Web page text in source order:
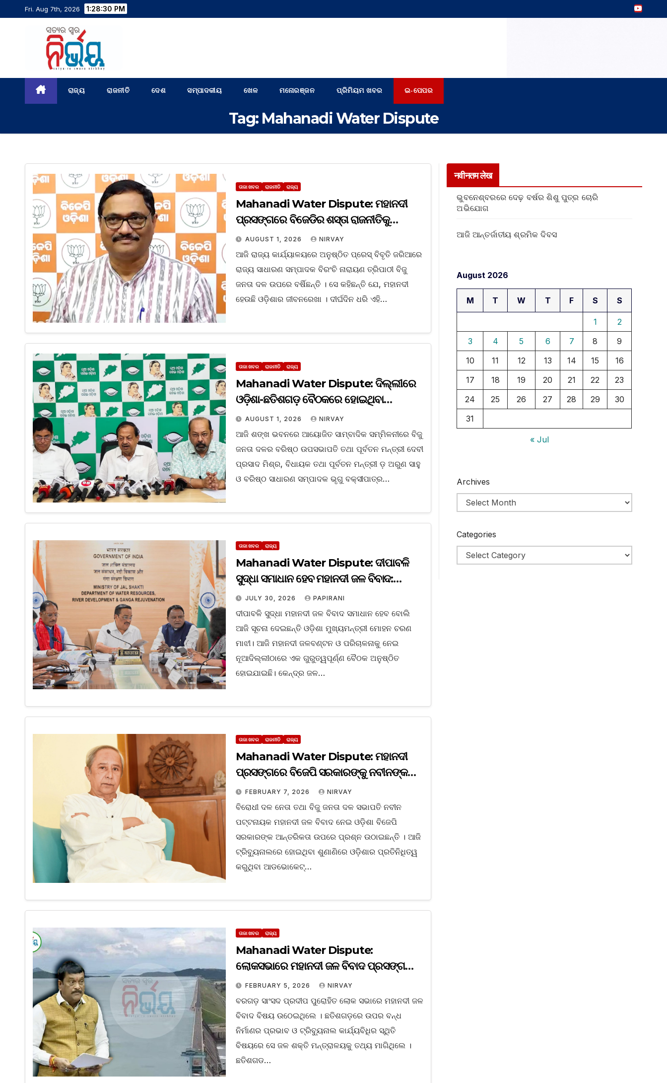
Fri. Aug 7th, 2026 1:28:31 PM
ରାଜ୍ୟ ରାଜନୀତି ଦେଶ ସମ୍ପାଦକୀୟ ଖେଳ ମନୋରଞ୍ଜନ ପ୍ରିମିୟମ ଖବର ଇ-ପେପର
Tag: Mahanadi Water Dispute
ତାଜା ଖବର ରାଜନୀତି ରାଜ୍ୟ
Mahanadi Water Dispute: ମହାନଦୀ
ପ୍ରସଙ୍ଗରେ ବିଜେଡିର ଶସ୍ତା ରାଜନୀତିକୁ
ବିଜେପିର କଡା ନିନ୍ଦା
AUGUST 1, 2026 NIRVAY
ଆଜି ରାଜ୍ୟ କାର୍ଯ୍ୟାଳୟରେ ଅନୁଷ୍ଠିତ ପ୍ରେସ୍ ବିବୃତି ଜରିଆରେ
ରାଜ୍ୟ ସାଧାରଣ ସମ୍ପାଦକ ବିରଂଚି ନାରାୟଣ ତ୍ରିପାଠୀ ବିଜୁ
ଜନତା ଦଳ ଉପରେ ବର୍ଷିଛନ୍ତି । ସେ କହିଛନ୍ତି ଯେ, ମହାନଦୀ
ହେଉଛି ଓଡ଼ିଶାର ଜୀବନରେଖା । ଦୀର୍ଘଦିନ ଧରି ଏହି…
ତାଜା ଖବର ରାଜନୀତି ରାଜ୍ୟ
Mahanadi Water Dispute: ଦିଲ୍ଲୀରେ
ଓଡ଼ିଶା-ଛତିଶଗଡ଼ ବୈଠକରେ ହୋଇଥିବା
ଆଲୋଚନାକୁ ସାର୍ବଜନୀନ କରିବାକୁ ବିଜେଡିର ଦାବି
AUGUST 1, 2026 NIRVAY
ଆଜି ଶଙ୍ଖ ଭବନରେ ଆୟୋଜିତ ସାମ୍ବାଦିକ ସମ୍ମିଳନୀରେ ବିଜୁ
ଜନତା ଦଳର ବରିଷ୍ଠ ଉପସଭାପତି ତଥା ପୂର୍ବତନ ମନ୍ତ୍ରୀ ଦେବୀ
ପ୍ରସାଦ ମିଶ୍ର, ବିଧାୟକ ତଥା ପୂର୍ବତନ ମନ୍ତ୍ରୀ ଡ଼ ଅରୁଣ ସାହୁ
ଓ ବରିଷ୍ଠ ସାଧାରଣ ସମ୍ପାଦକ ଭୃଗୁ ବକ୍ସୀପାତ୍ର…
ତାଜା ଖବର ରାଜ୍ୟ
Mahanadi Water Dispute: ଦୀପାବଳି
ସୁଦ୍ଧା ସମାଧାନ ହେବ ମହାନଦୀ ଜଳ ବିବାଦ:
ମୁଖ୍ୟମନ୍ତ୍ରୀ ମୋହନ ମାଝୀ
JULY 30, 2026 PAPIRANI
ଦୀପାବଳି ସୁଦ୍ଧା ମହାନଦୀ ଜଳ ବିବାଦ ସମାଧାନ ହେବ ବୋଲି
ଆଜି ସୂଚନା ଦେଇଛନ୍ତି ଓଡ଼ିଶା ମୁଖ୍ୟମନ୍ତ୍ରୀ ମୋହନ ଚରଣ
ମାଝୀ। ଆଜି ମହାନଦୀ ଜଳବଣ୍ଟନ ଓ ପରିଚାଳନାକୁ ନେଇ
ନୂଆଦିଲ୍ଲୀଠାରେ ଏକ ଗୁରୁତ୍ୱପୂର୍ଣ୍ଣ ବୈଠକ ଅନୁଷ୍ଠିତ
ହୋଇଯାଇଛି। କେନ୍ଦ୍ର ଜଳ…
ତାଜା ଖବର ରାଜନୀତି ରାଜ୍ୟ
Mahanadi Water Dispute: ମହାନଦୀ
ପ୍ରସଙ୍ଗରେ ବିଜେପି ସରକାରଙ୍କୁ ନବୀନଙ୍କ
ଟାର୍ଗେଟ
FEBRUARY 7, 2026 NIRVAY
ବିରୋଧୀ ଦଳ ନେତା ତଥା ବିଜୁ ଜନତା ଦଳ ସଭାପତି ନବୀନ
ପଟ୍ଟନାୟକ ମହାନଦୀ ଜଳ ବିବାଦ ନେଇ ଓଡ଼ିଶା ବିଜେପି
ସରକାରଙ୍କ ଆନ୍ତରିକତା ଉପରେ ପ୍ରଶ୍ନ ଉଠାଇଛନ୍ତି । ଆଜି
ଟ୍ରିବ୍ୟୁନାଲରେ ହୋଇଥିବା ଶୁଣାଣିରେ ଓଡ଼ିଶାର ପ୍ରତିନିଧିତ୍ୱ
କରୁଥିବା ଆଡଭୋକେଟ୍…
ତାଜା ଖବର ରାଜ୍ୟ
Mahanadi Water Dispute:
ଲୋକସଭାରେ ମହାନଦୀ ଜଳ ବିବାଦ ପ୍ରସଙ୍ଗ
ଉଠାଇଲେ ସାଂସଦ ପ୍ରଦୀପ ପୁରୋହିତ
FEBRUARY 5, 2026 NIRVAY
ବରଗଡ଼ ସାଂସଦ ପ୍ରଦୀପ ପୁରୋହିତ ଲୋକ ସଭାରେ ମହାନଦୀ ଜଳ
ବିବାଦ ବିଷୟ ଉଠେଇଥିଲେ । ଛତିଶଗଡ଼ରେ ଉପର ବନ୍ଧ
ନିର୍ମାଣର ପ୍ରଭାବ ଓ ଟ୍ରିବ୍ୟୁନାଲ କାର୍ଯ୍ୟବିଧିର ସ୍ଥିତି
ବିଷୟରେ ସେ ଜଳ ଶକ୍ତି ମନ୍ତ୍ରାଳୟକୁ ତଥ୍ୟ ମାଗିଥିଲେ ।
ଛତିଶଗଡ…
नवीनतम लेख
ଭୁବନେଶ୍ବରରେ ଦେଢ଼ ବର୍ଷର ଶିଶୁ ପୁତ୍ର ଚୋରି
ଅଭିଯୋଗ
ଆଜି ଆନ୍ତର୍ଜାତୀୟ ଶ୍ରମିକ ଦିବସ
August 2026
M T W T F S S
1
2
3
4 5 6 7 8
9
10
11 12 13 14 15
16
17
18 19 20 21 22
23
24
25 26 27 28 29
30
31
« Jul
Archives
Categories